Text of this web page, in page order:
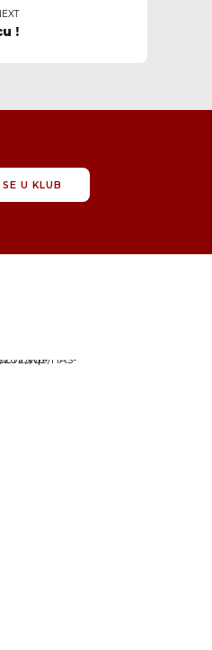
!
U KLUB